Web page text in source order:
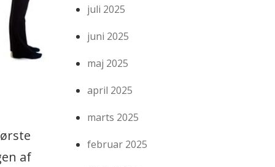
af
juli 2025
juni 2025
maj 2025
april 2025
marts 2025
februar 2025